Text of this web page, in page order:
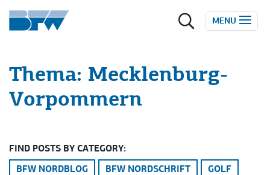
Zum Inhalt springen
MENU
Thema: Mecklenburg-
Vorpommern
FIND POSTS BY CATEGORY:
BFW NORDBLOG BFW NORDSCHRIFT GOLF